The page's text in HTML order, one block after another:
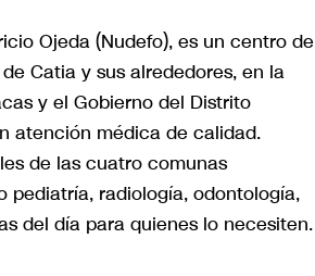
Ojeda (Nudefo), es un centro de
Catia y sus alrededores, en la
y el Gobierno del Distrito
atención médica de calidad.
de las cuatro comunas
radiología, odontología,
del día para quienes lo necesiten.